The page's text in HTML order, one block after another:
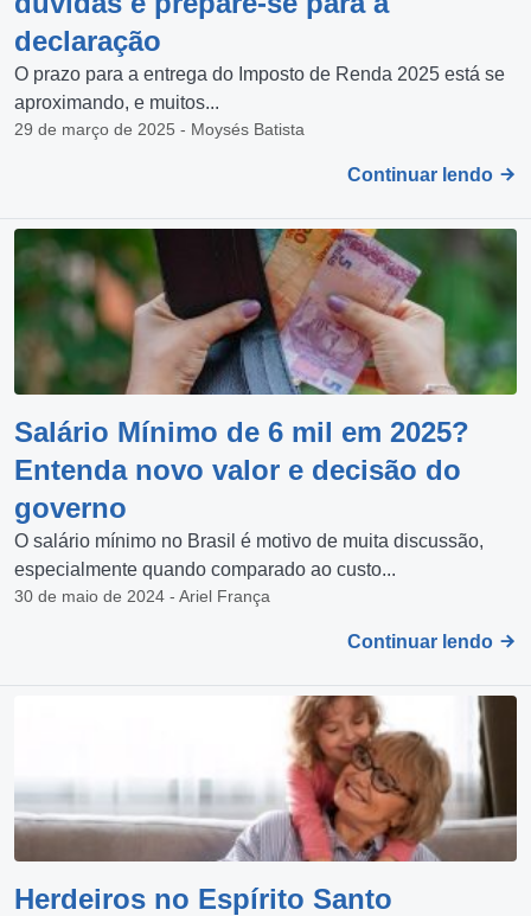
declaração
O prazo para a entrega do Imposto de Renda 2025 está se
aproximando, e muitos...
29 de março de 2025 - Moysés Batista
Continuar lendo
Salário Mínimo de 6 mil em 2025?
Entenda novo valor e decisão do
governo
O salário mínimo no Brasil é motivo de muita discussão,
especialmente quando comparado ao custo...
30 de maio de 2024 - Ariel França
Continuar lendo
Herdeiros no Espírito Santo